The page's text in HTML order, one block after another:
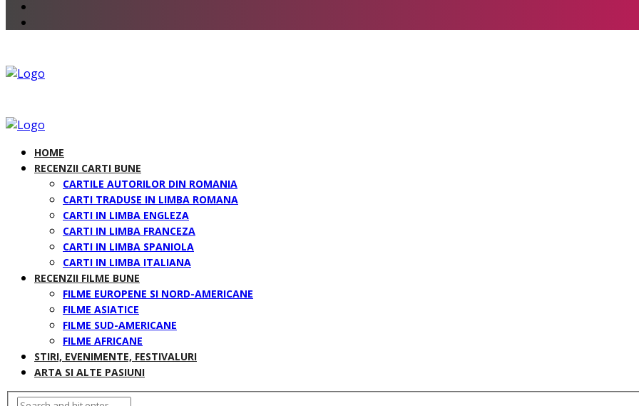
HOME
RECENZII CARTI BUNE
CARTILE AUTORILOR DIN ROMANIA
CARTI TRADUSE IN LIMBA ROMANA
CARTI IN LIMBA ENGLEZA
CARTI IN LIMBA FRANCEZA
CARTI IN LIMBA SPANIOLA
CARTI IN LIMBA ITALIANA
RECENZII FILME BUNE
FILME EUROPENE SI NORD-AMERICANE
FILME ASIATICE
FILME SUD-AMERICANE
FILME AFRICANE
STIRI, EVENIMENTE, FESTIVALURI
ARTA SI ALTE PASIUNI